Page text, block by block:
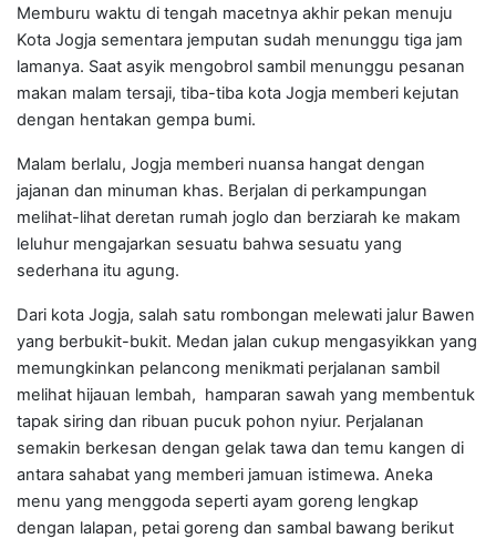
Memburu waktu di tengah macetnya akhir pekan menuju
Kota Jogja sementara jemputan sudah menunggu tiga jam
lamanya. Saat asyik mengobrol sambil menunggu pesanan
makan malam tersaji, tiba-tiba kota Jogja memberi kejutan
dengan hentakan gempa bumi.
Malam berlalu, Jogja memberi nuansa hangat dengan
jajanan dan minuman khas. Berjalan di perkampungan
melihat-lihat deretan rumah joglo dan berziarah ke makam
leluhur mengajarkan sesuatu bahwa sesuatu yang
sederhana itu agung.
Dari kota Jogja, salah satu rombongan melewati jalur Bawen
yang berbukit-bukit. Medan jalan cukup mengasyikkan yang
memungkinkan pelancong menikmati perjalanan sambil
melihat hijauan lembah, hamparan sawah yang membentuk
tapak siring dan ribuan pucuk pohon nyiur. Perjalanan
semakin berkesan dengan gelak tawa dan temu kangen di
antara sahabat yang memberi jamuan istimewa. Aneka
menu yang menggoda seperti ayam goreng lengkap
dengan lalapan, petai goreng dan sambal bawang berikut